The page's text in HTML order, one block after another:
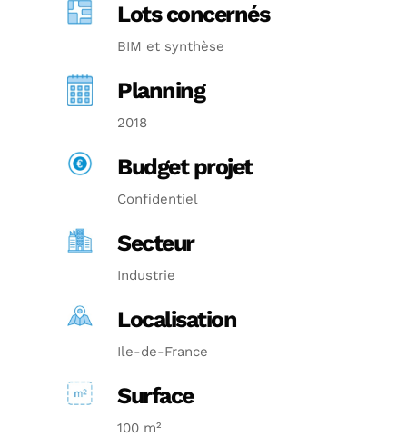
Lots concernés
BIM et synthèse
Planning
2018
Budget projet
Confidentiel
Secteur
Industrie
Localisation
Ile-de-France
Surface
100 m²